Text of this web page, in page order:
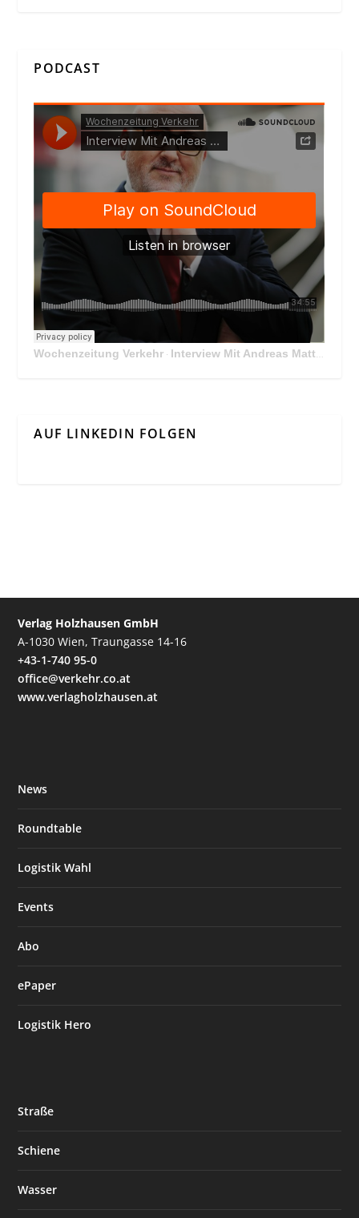
PODCAST
Wochenzeitung Verkehr · Interview Mit Andreas Matthä, CEO der ÖBB Holding
AUF LINKEDIN FOLGEN
Verlag Holzhausen GmbH
A-1030 Wien, Traungasse 14-16
+43-1-740 95-0
office@verkehr.co.at
www.verlagholzhausen.at
News
Roundtable
Logistik Wahl
Events
Abo
ePaper
Logistik Hero
Straße
Schiene
Wasser